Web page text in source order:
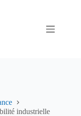
industrielle